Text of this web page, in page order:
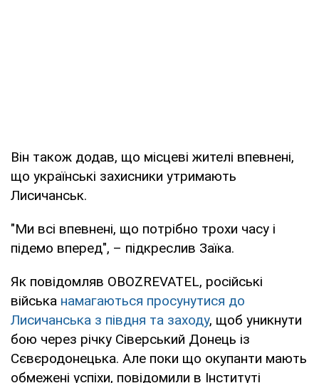
Він також додав, що місцеві жителі впевнені,
що українські захисники утримають
Лисичанськ.
"Ми всі впевнені, що потрібно трохи часу і
підемо вперед", – підкреслив Заїка.
Як повідомляв OBOZREVATEL, російські
війська намагаються просунутися до
Лисичанська з півдня та заходу, щоб уникнути
бою через річку Сіверський Донець із
Сєвєродонецька. Але поки що окупанти мають
обмежені успіхи, повідомили в Інституті